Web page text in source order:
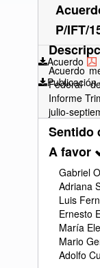
Acuerdo
P/IFT/
Acuerdo
Federal
Informe
julio-
Sentido
A favor
Gabriel
Adriana
Luis
Ernesto
María
Mario
Adolfo